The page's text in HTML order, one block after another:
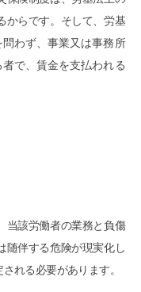
からです。そして、労基
わず、事業又は事務所
で、賃金を支払われる
当該労働者の業務と負傷
随伴する危険が現実化し
れる必要があります。